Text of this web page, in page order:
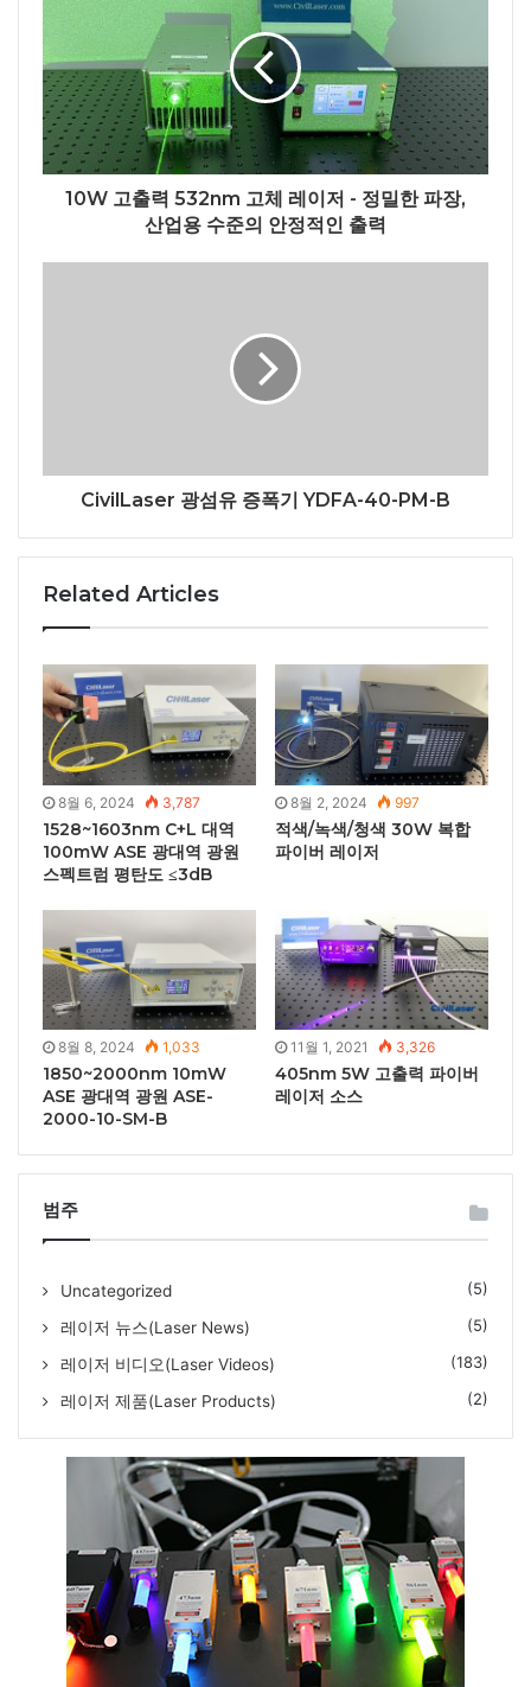
10W 고출력 532nm 고체 레이저 - 정밀한 파장,
산업용 수준의 안정적인 출력
CivilLaser 광섬유 증폭기 YDFA-40-PM-B
Related Articles
8월 6, 2024 3,787
1528~1603nm C+L 대역
100mW ASE 광대역 광원
스펙트럼 평탄도 ≤3dB
8월 2, 2024 997
적색/녹색/청색 30W 복합
파이버 레이저
8월 8, 2024 1,033
1850~2000nm 10mW
ASE 광대역 광원 ASE-
2000-10-SM-B
11월 1, 2021 3,326
405nm 5W 고출력 파이버
레이저 소스
범주
Uncategorized (5)
레이저 뉴스(Laser News) (5)
레이저 비디오(Laser Videos) (183)
레이저 제품(Laser Products) (2)